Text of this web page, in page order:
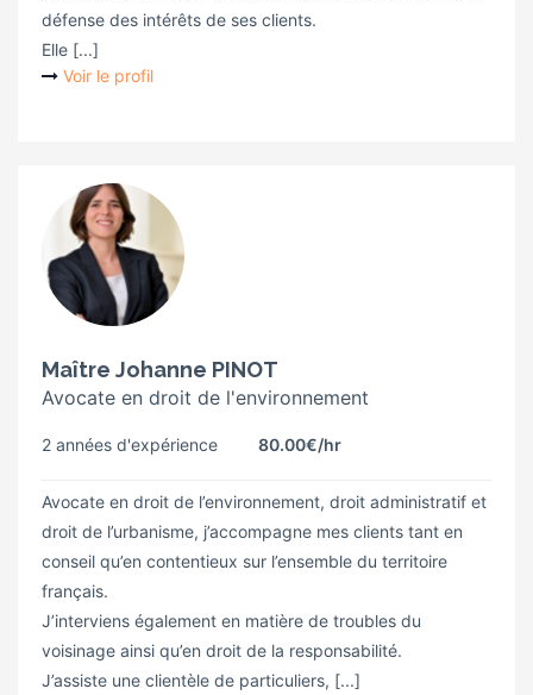
défense des intérêts de ses clients.
Elle [...]
Voir le profil
Maître Johanne PINOT
Avocate en droit de l'environnement
2 années d'expérience 80.00€/hr
Avocate en droit de l’environnement, droit administratif et
droit de l’urbanisme, j’accompagne mes clients tant en
conseil qu’en contentieux sur l’ensemble du territoire
français.
J’interviens également en matière de troubles du
voisinage ainsi qu’en droit de la responsabilité.
J’assiste une clientèle de particuliers, [...]